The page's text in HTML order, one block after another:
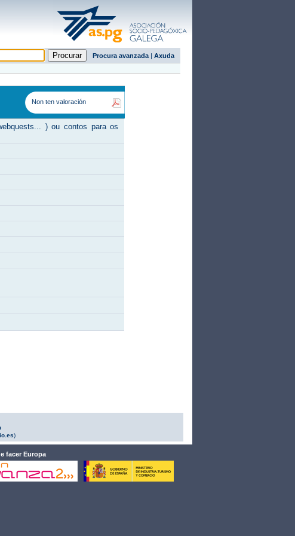
Procura avanzada | Axuda
Non ten valoración
) ou contos para os
)
facer Europa